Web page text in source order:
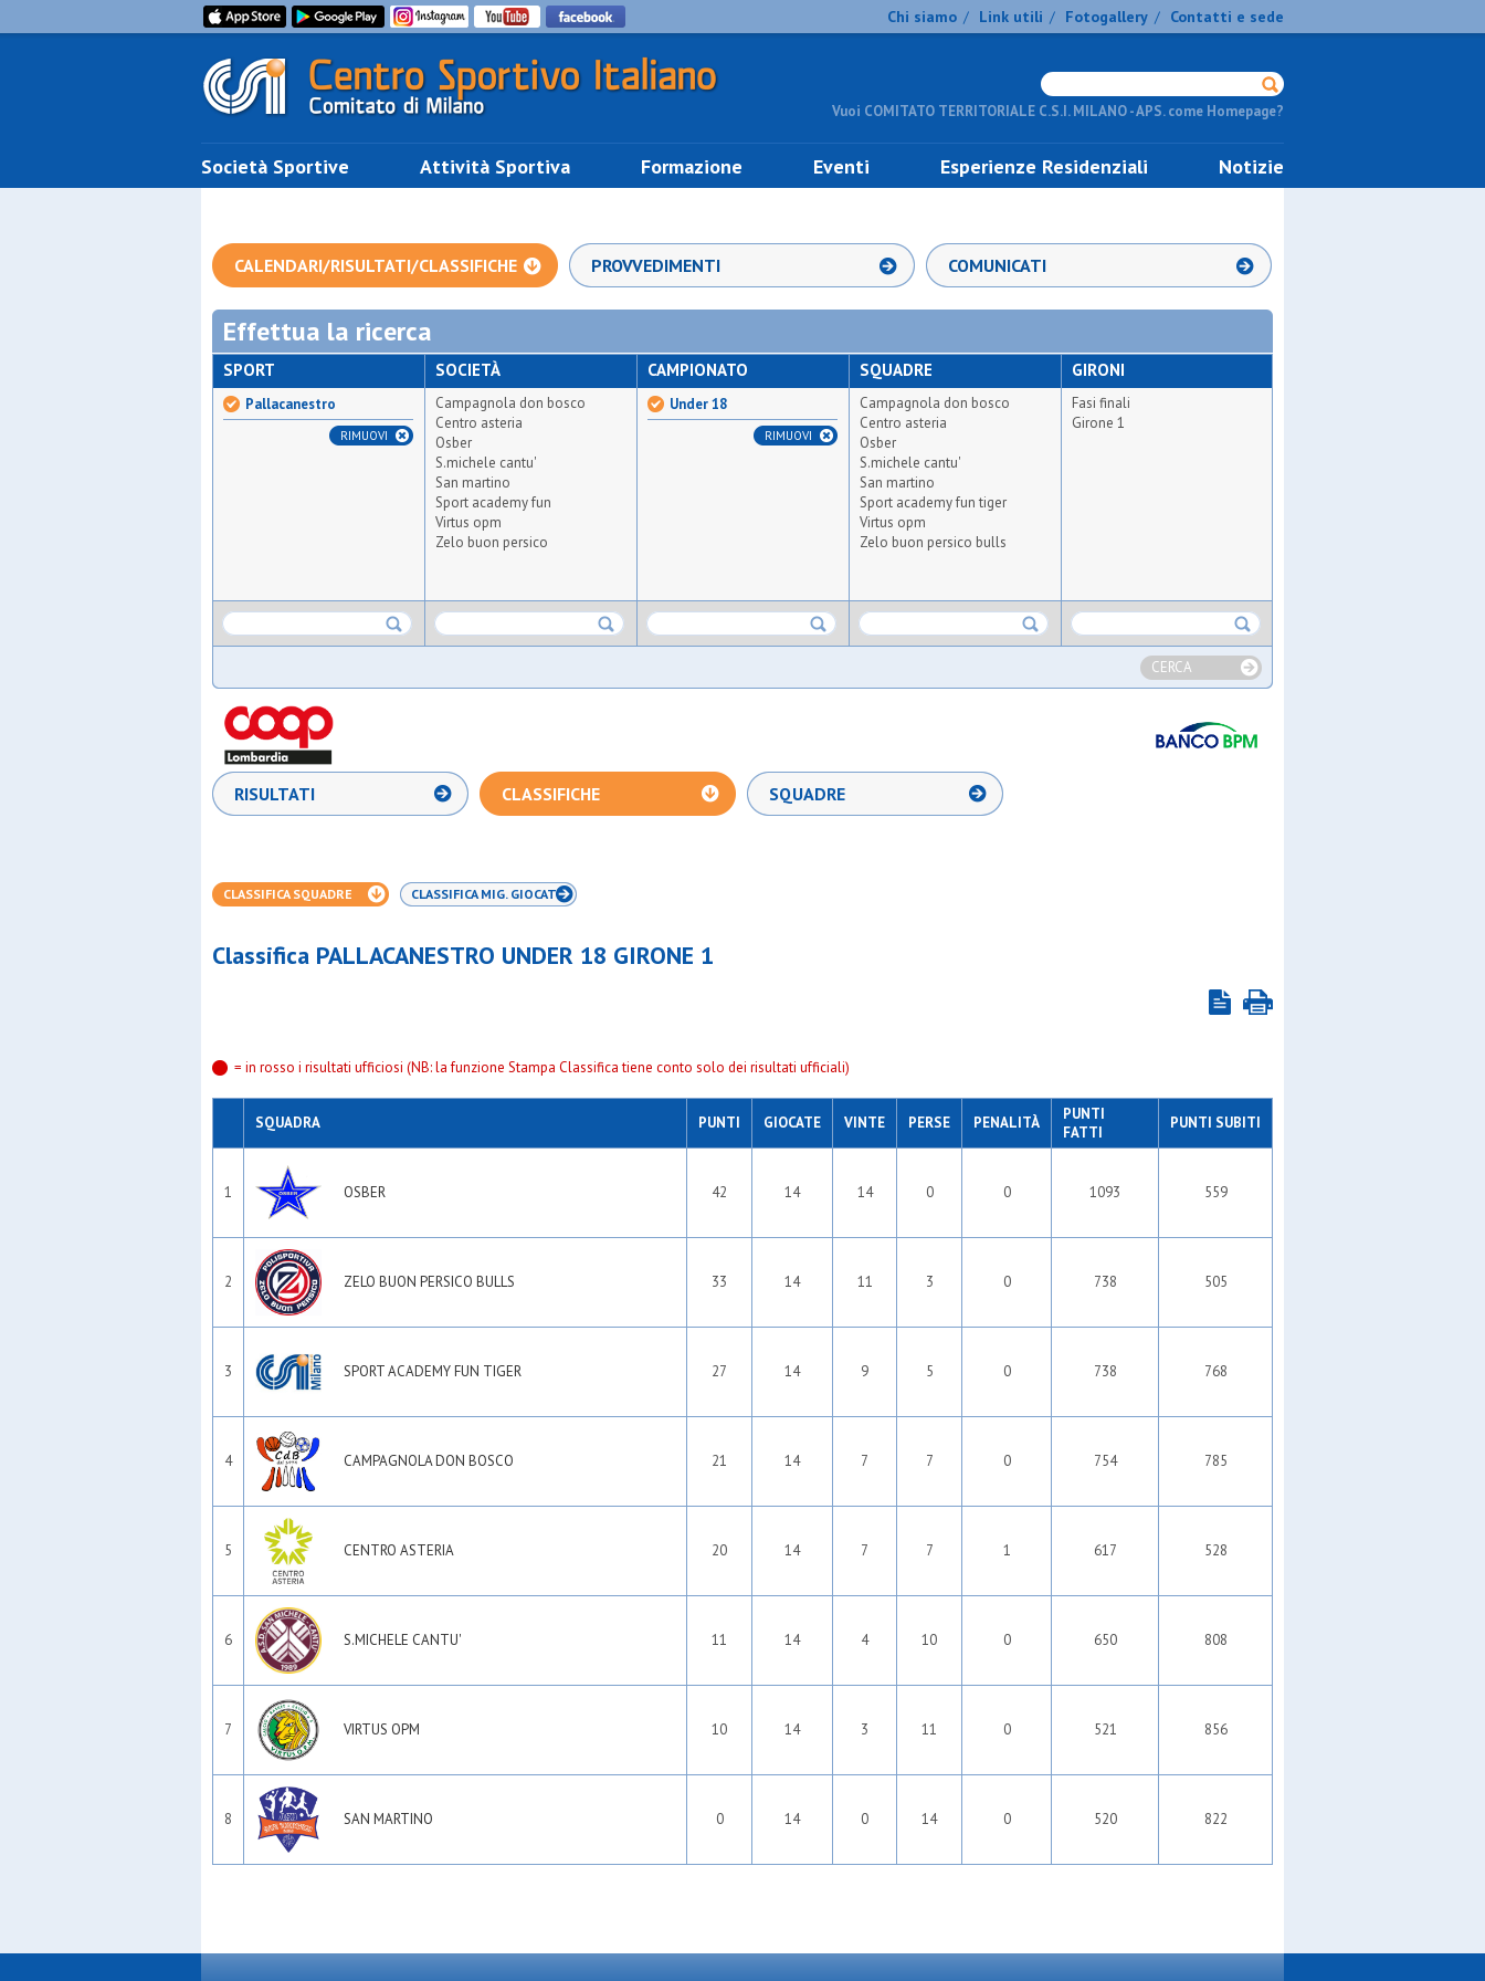
Chi siamo / Link utili / Fotogallery / Contatti e sede
Vuoi COMITATO TERRITORIALE C.S.I. MILANO - APS. come Homepage?
Società Sportive Attività Sportiva Formazione Eventi Esperienze Residenziali Notizie
CALENDARI/RISULTATI/CLASSIFICHE PROVVEDIMENTI COMUNICATI
Effettua la ricerca
SPORT
Pallacanestro
RIMUOVI
SOCIETÀ
Campagnola don bosco
Centro asteria
Osber
S.michele cantu'
San martino
Sport academy fun
Virtus opm
Zelo buon persico
CAMPIONATO
Under 18
RIMUOVI
SQUADRE
Campagnola don bosco
Centro asteria
Osber
S.michele cantu'
San martino
Sport academy fun tiger
Virtus opm
Zelo buon persico bulls
GIRONI
Fasi finali
Girone 1
CERCA
RISULTATI CLASSIFICHE SQUADRE
CLASSIFICA SQUADRE CLASSIFICA MIG. GIOCAT.
Classifica PALLACANESTRO UNDER 18 GIRONE 1
= in rosso i risultati ufficiosi (NB: la funzione Stampa Classifica tiene conto solo dei risultati ufficiali)
SQUADRA PUNTI GIOCATE VINTE PERSE PENALITÀ
PUNTI
FATTI
PUNTI SUBITI
1 OSBER 42 14 14 0 0 1093 559
2 ZELO BUON PERSICO BULLS 33 14 11 3 0 738 505
3 SPORT ACADEMY FUN TIGER 27 14 9 5 0 738 768
4 CAMPAGNOLA DON BOSCO 21 14 7 7 0 754 785
5 CENTRO ASTERIA 20 14 7 7 1 617 528
6 S.MICHELE CANTU' 11 14 4 10 0 650 808
7 VIRTUS OPM 10 14 3 11 0 521 856
8 SAN MARTINO 0 14 0 14 0 520 822